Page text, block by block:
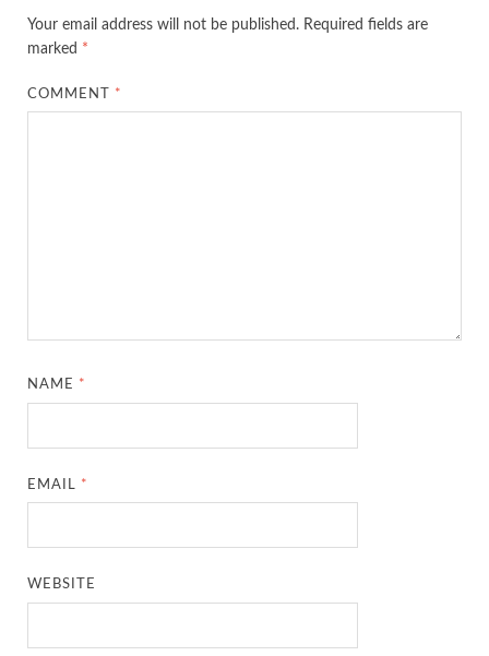
Your email address will not be published. Required fields are
marked *
COMMENT *
NAME *
EMAIL *
WEBSITE